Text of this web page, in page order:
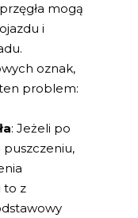
mogą
i
oznak,
problem:
: Jeżeli po
puszczeniu,
to z